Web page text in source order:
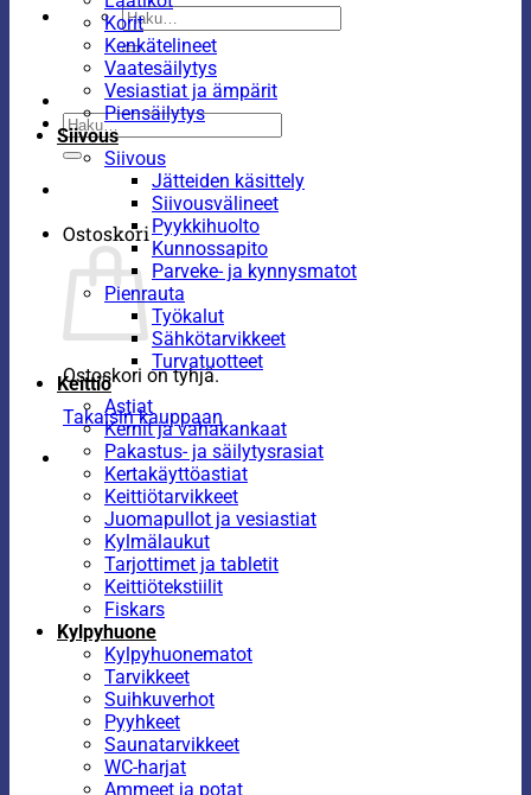
Etsi:
Etsi:
Ostoskori
Ostoskori on tyhjä.
Takaisin kauppaan
Korit
Kenkätelineet
Vaatesäilytys
Vesiastiat ja ämpärit
Piensäilytys
Siivous
Siivous
Jätteiden käsittely
Siivousvälineet
Pyykkihuolto
Kunnossapito
Parveke- ja kynnysmatot
Pienrauta
Työkalut
Sähkötarvikkeet
Turvatuotteet
Keittiö
Astiat
Kernit ja vahakankaat
Pakastus- ja säilytysrasiat
Kertakäyttöastiat
Keittiötarvikkeet
Juomapullot ja vesiastiat
Kylmälaukut
Tarjottimet ja tabletit
Keittiötekstiilit
Fiskars
Kylpyhuone
Kylpyhuonematot
Tarvikkeet
Suihkuverhot
Pyyhkeet
Saunatarvikkeet
WC-harjat
Ammeet ja potat